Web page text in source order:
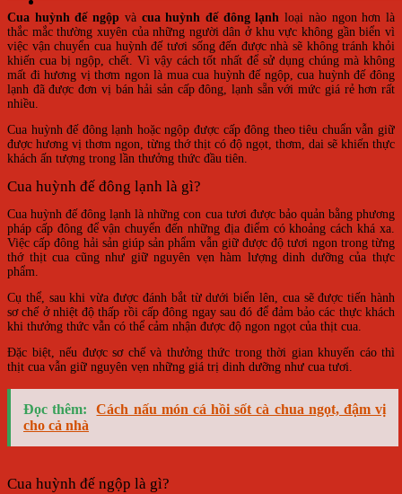
Cua huỳnh đế ngộp và cua huỳnh đế đông lạnh loại nào ngon hơn là
thắc mắc thường xuyên của những người dân ở khu vực không gần biển vì
việc vận chuyển cua huỳnh đế tươi sống đến được nhà sẽ không tránh khỏi
khiến cua bị ngộp, chết. Vì vậy cách tốt nhất để sử dụng chúng mà không
mất đi hương vị thơm ngon là mua cua huỳnh đế ngộp, cua huỳnh đế đông
lạnh đã được đơn vị bán hải sản cấp đông, lạnh sẵn với mức giá rẻ hơn rất
nhiều.
Cua huỳnh đế đông lạnh hoặc ngộp được cấp đông theo tiêu chuẩn vẫn giữ
được hương vị thơm ngon, từng thớ thịt có độ ngọt, thơm, dai sẽ khiến thực
khách ấn tượng trong lần thưởng thức đầu tiên.
Cua huỳnh đế đông lạnh là gì?
Cua huỳnh đế đông lạnh là những con cua tươi được bảo quản bằng phương
pháp cấp đông để vận chuyển đến những địa điểm có khoảng cách khá xa.
Việc cấp đông hải sản giúp sản phẩm vẫn giữ được độ tươi ngon trong từng
thớ thịt cua cũng như giữ nguyên vẹn hàm lượng dinh dưỡng của thực
phẩm.
Cụ thể, sau khi vừa được đánh bắt từ dưới biển lên, cua sẽ được tiến hành
sơ chế ở nhiệt độ thấp rồi cấp đông ngay sau đó để đảm bảo các thực khách
khi thưởng thức vẫn có thể cảm nhận được độ ngon ngọt của thịt cua.
Đặc biệt, nếu được sơ chế và thưởng thức trong thời gian khuyến cáo thì
thịt cua vẫn giữ nguyên vẹn những giá trị dinh dưỡng như cua tươi.
Đọc thêm:
Cách nấu món cá hồi sốt cà chua ngọt, đậm vị
cho cả nhà
Cua huỳnh đế ngộp là gì?